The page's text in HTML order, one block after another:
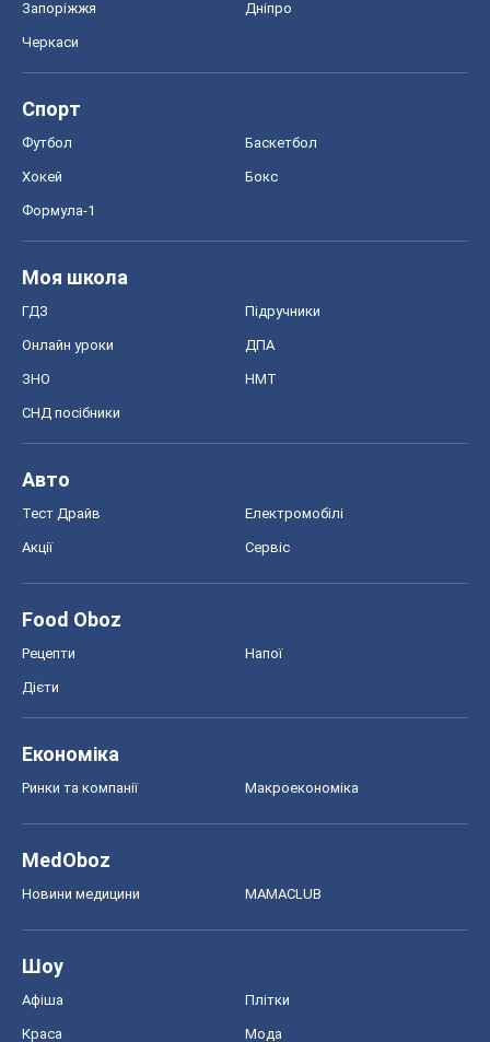
Запоріжжя Дніпро
Черкаси
Спорт
Футбол Баскетбол
Хокей Бокс
Формула-1
Моя школа
ГДЗ Підручники
Онлайн уроки ДПА
ЗНО НМТ
СНД посібники
Авто
Тест Драйв Електромобілі
Акції Сервіс
Food Oboz
Рецепти Напої
Дієти
Економіка
Ринки та компанії Макроекономіка
MedOboz
Новини медицини MAMACLUB
Шоу
Афіша Плітки
Краса Мода